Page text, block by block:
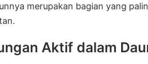
merupakan bagian yang
Aktif dalam